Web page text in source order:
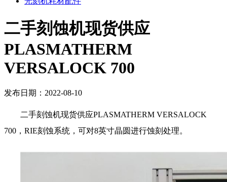
二手刻蚀机现货供应
PLASMATHERM
VERSALOCK 700
发布日期：2022-08-10
二手刻蚀机现货供应PLASMATHERM VERSALOCK
700，RIE刻蚀系统，可对8英寸晶圆进行蚀刻处理。